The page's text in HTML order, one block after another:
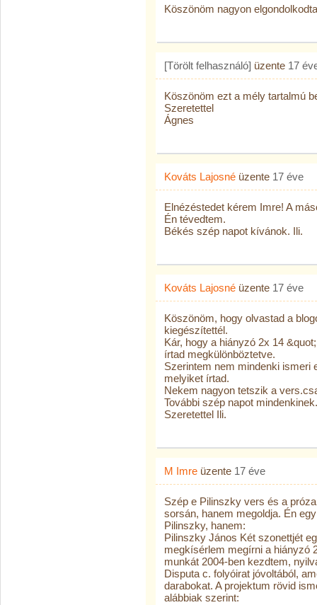
Köszönöm nagyon
[Törölt felhasználó] üzente 17
Köszönöm ezt a mély tartalmú
Szeretettel
Ágnes
Kováts Lajosné üzente 17 éve
Elnézéstedet kérem Imre! A
Én tévedtem.
Békés szép napot kívánok. Ili.
Kováts Lajosné üzente 17 éve
Köszönöm, hogy olvastad a
kiegészítettél.
Kár, hogy a hiányzó 2x 14
írtad megkülönböztetve.
Szerintem nem mindenki ismeri
melyiket írtad.
Nekem nagyon tetszik a
További szép napot mindenkinek.
Szeretettel Ili.
M Imre üzente 17 éve
Szép e Pilinszky vers és a
sorsán, hanem megoldja. Én
Pilinszky, hanem:
Pilinszky János Két szonettjét
megkísérlem megírni a hiányzó
munkát 2004-ben kezdtem,
Disputa c. folyóirat jóvoltából,
darabokat. A projektum rövid
alábbiak szerint: